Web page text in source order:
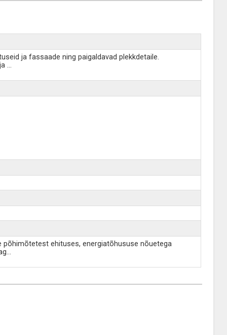
ja fassaade ning paigaldavad plekkdetaile.
...
ehituses, energiatõhususe nõuetega
...